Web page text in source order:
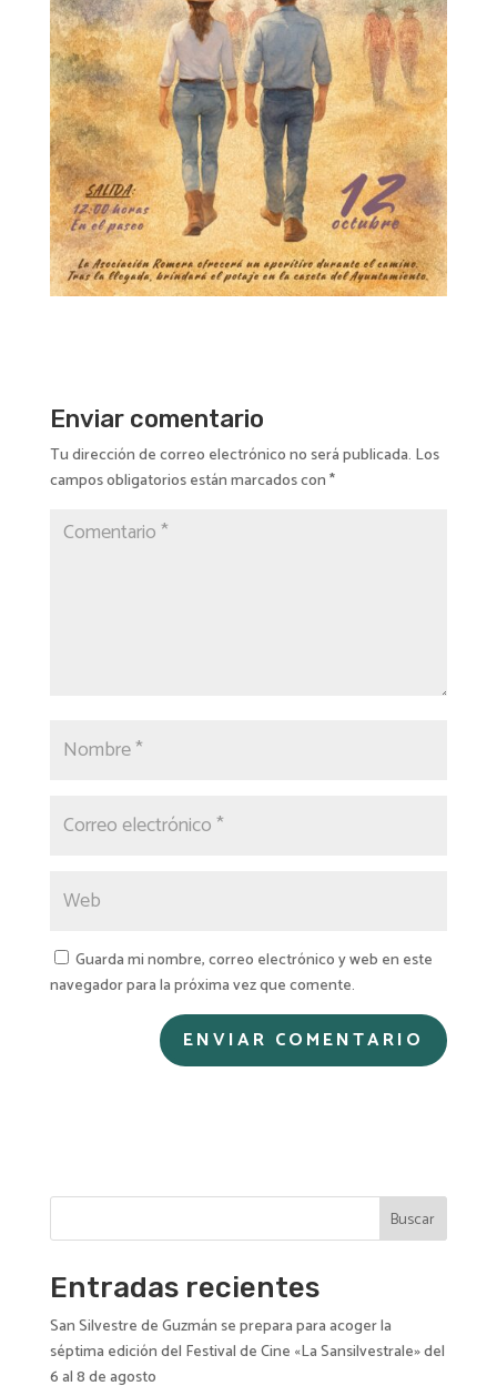
Enviar comentario
Tu dirección de correo electrónico no será publicada. Los
campos obligatorios están marcados con*
Guarda mi nombre, correo electrónico y web en este
navegador para la próxima vez que comente.
n
i
e
:
Buscar
Entradas recientes
San Silvestre de Guzmán se prepara para acoger la
séptima edición del Festival de Cine «La Sansilvestrale» del
6 al 8 de agosto